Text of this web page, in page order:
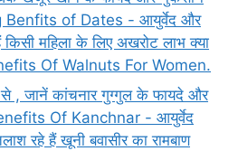
Benfits of Dates - आयुर्वेद और
महिला के लिए अखरोट लाभ क्या
Of Walnuts For Women.
से , जानें कांचनार गुग्गुल के फायदे और
Of Kanchnar - आयुर्वेद
रहे हैं खूनी बवासीर का रामबाण